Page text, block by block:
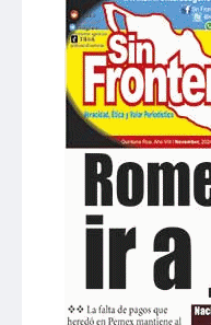
entradas